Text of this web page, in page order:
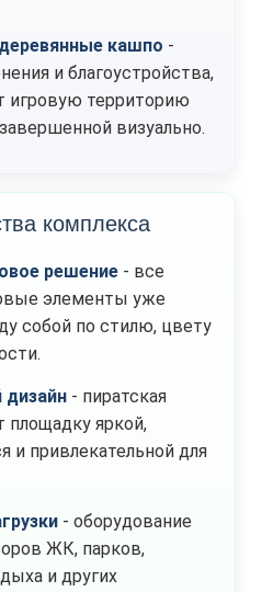
кашпо -
и благоустройства,
игровую территорию
визуально.
комплекса
решение - все
элементы уже
собой по стилю, цвету
дизайн - пиратская
площадку яркой,
и привлекательной для
- оборудование
ЖК, парков,
и других